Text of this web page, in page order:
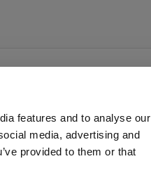
features and to analyse our
media, advertising and
provided to them or that
Withdrawal your order